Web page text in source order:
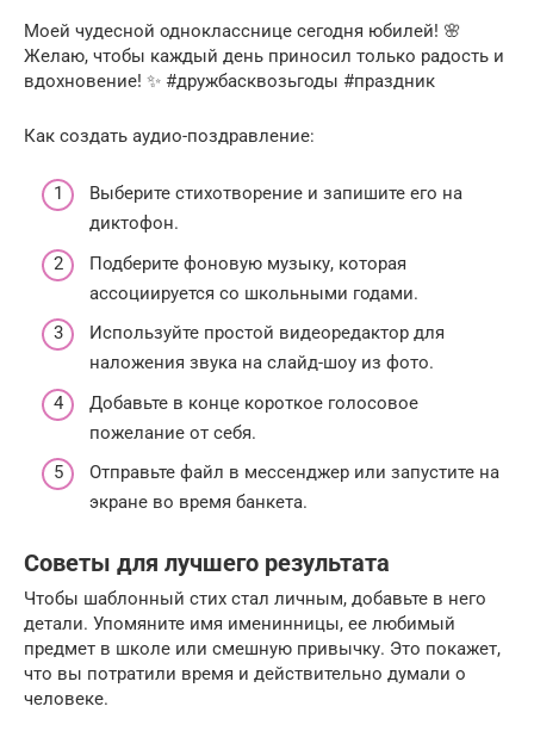
Моей чудесной однокласснице сегодня юбилей! 🌸
Желаю, чтобы каждый день приносил только радость и
вдохновение! ✨ #дружбасквозьгоды #праздник
Как создать аудио-поздравление:
Выберите стихотворение и запишите его на
диктофон.
Подберите фоновую музыку, которая
ассоциируется со школьными годами.
Используйте простой видеоредактор для
наложения звука на слайд-шоу из фото.
Добавьте в конце короткое голосовое
пожелание от себя.
Отправьте файл в мессенджер или запустите на
экране во время банкета.
Советы для лучшего результата
Чтобы шаблонный стих стал личным, добавьте в него
детали. Упомяните имя именинницы, ее любимый
предмет в школе или смешную привычку. Это покажет,
что вы потратили время и действительно думали о
человеке.